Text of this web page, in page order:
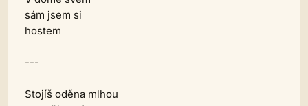
sám jsem si
hostem
---
Stojíš oděna mlhou